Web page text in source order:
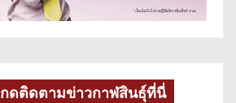
กดติดตามข่าวกาฬสินธุ์ที่นี่